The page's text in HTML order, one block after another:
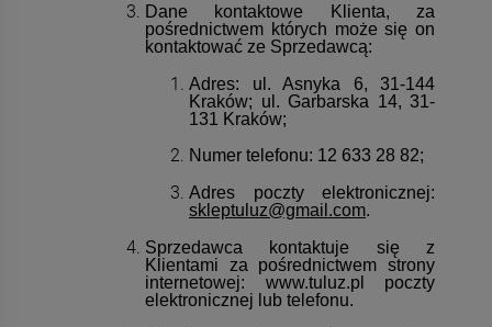
Dane kontaktowe Klienta, za
pośrednictwem których może się on
kontaktować ze Sprzedawcą:
Adres: ul. Asnyka 6, 31-144
Kraków; ul. Garbarska 14, 31-
131 Kraków;
Numer telefonu: 12 633 28 82;
Adres poczty elektronicznej:
skleptuluz@gmail.com.
Sprzedawca kontaktuje się z
Klientami za pośrednictwem strony
internetowej: www.tuluz.pl poczty
elektronicznej lub telefonu.